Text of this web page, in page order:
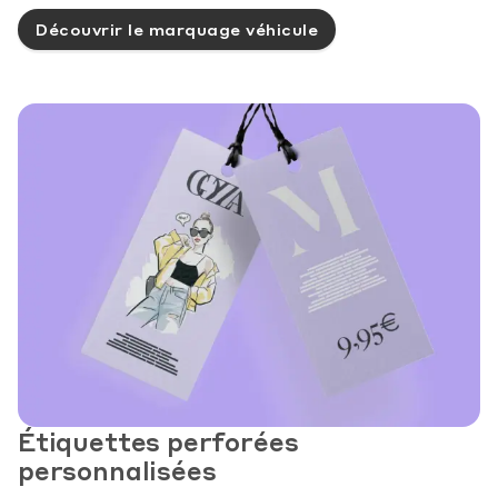
Découvrir le marquage véhicule
Étiquettes perforées
personnalisées